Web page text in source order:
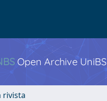
Open Archive UniBS
rivista